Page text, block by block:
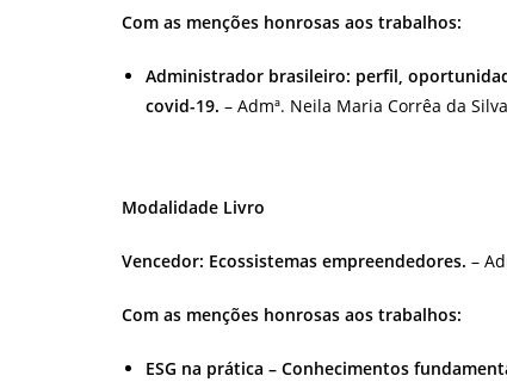
Com as menções honrosas aos trabalhos:
Administrador brasileiro: perfil,
covid-19. – Admª. Neila Maria Corrêa da
Modalidade Livro
Vencedor: Ecossistemas empreendedores. –
Com as menções honrosas aos trabalhos:
ESG na prática – Conhecimentos